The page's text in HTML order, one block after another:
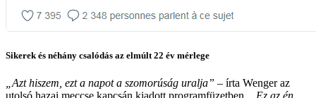
Sikerek és néhány csalódás az elmúlt 22 év mérlege
„Azt hiszem, ezt a napot a szomorúság uralja” – írta Wenger az